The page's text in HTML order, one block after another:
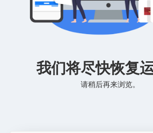
我们将尽快恢复运
请稍后再来浏览。